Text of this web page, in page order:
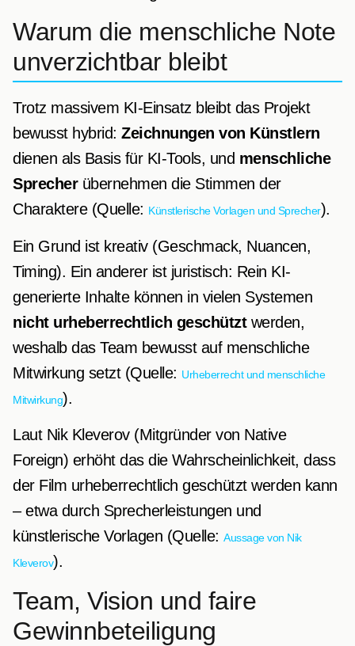
Warum die menschliche Note
unverzichtbar bleibt
Trotz massivem KI-Einsatz bleibt das Projekt
bewusst hybrid: Zeichnungen von Künstlern
dienen als Basis für KI-Tools, und menschliche
Sprecherübernehmen die Stimmen der
Charaktere (Quelle: Künstlerische Vorlagen und Sprecher).
Ein Grund ist kreativ (Geschmack, Nuancen,
Timing). Ein anderer ist juristisch: Rein KI-
generierte Inhalte können in vielen Systemen
nicht urheberrechtlich geschütztwerden,
weshalb das Team bewusst auf menschliche
Mitwirkung setzt (Quelle: Urheberrecht und menschliche
Mitwirkung).
Laut Nik Kleverov (Mitgründer von Native
Foreign) erhöht das die Wahrscheinlichkeit, dass
der Film urheberrechtlich geschützt werden kann
– etwa durch Sprecherleistungen und
künstlerische Vorlagen (Quelle: Aussage von Nik
Kleverov).
Team, Vision und faire
Gewinnbeteiligung